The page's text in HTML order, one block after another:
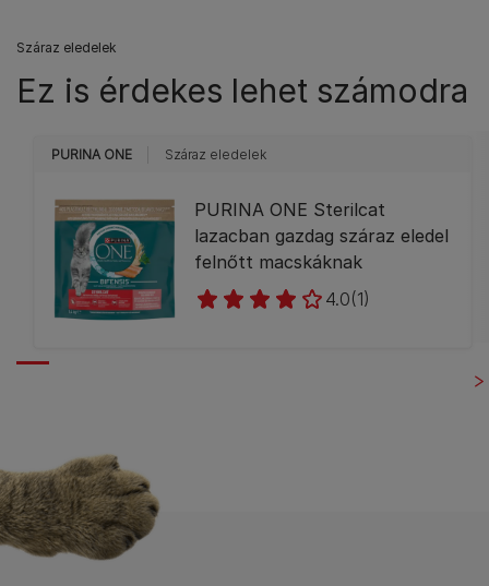
Száraz eledelek
Ez is érdekes lehet számodra
PURINA ONE Száraz eledelek
PURINA ONE Sterilcat
lazacban gazdag száraz eledel
felnőtt macskáknak
4.0(1)